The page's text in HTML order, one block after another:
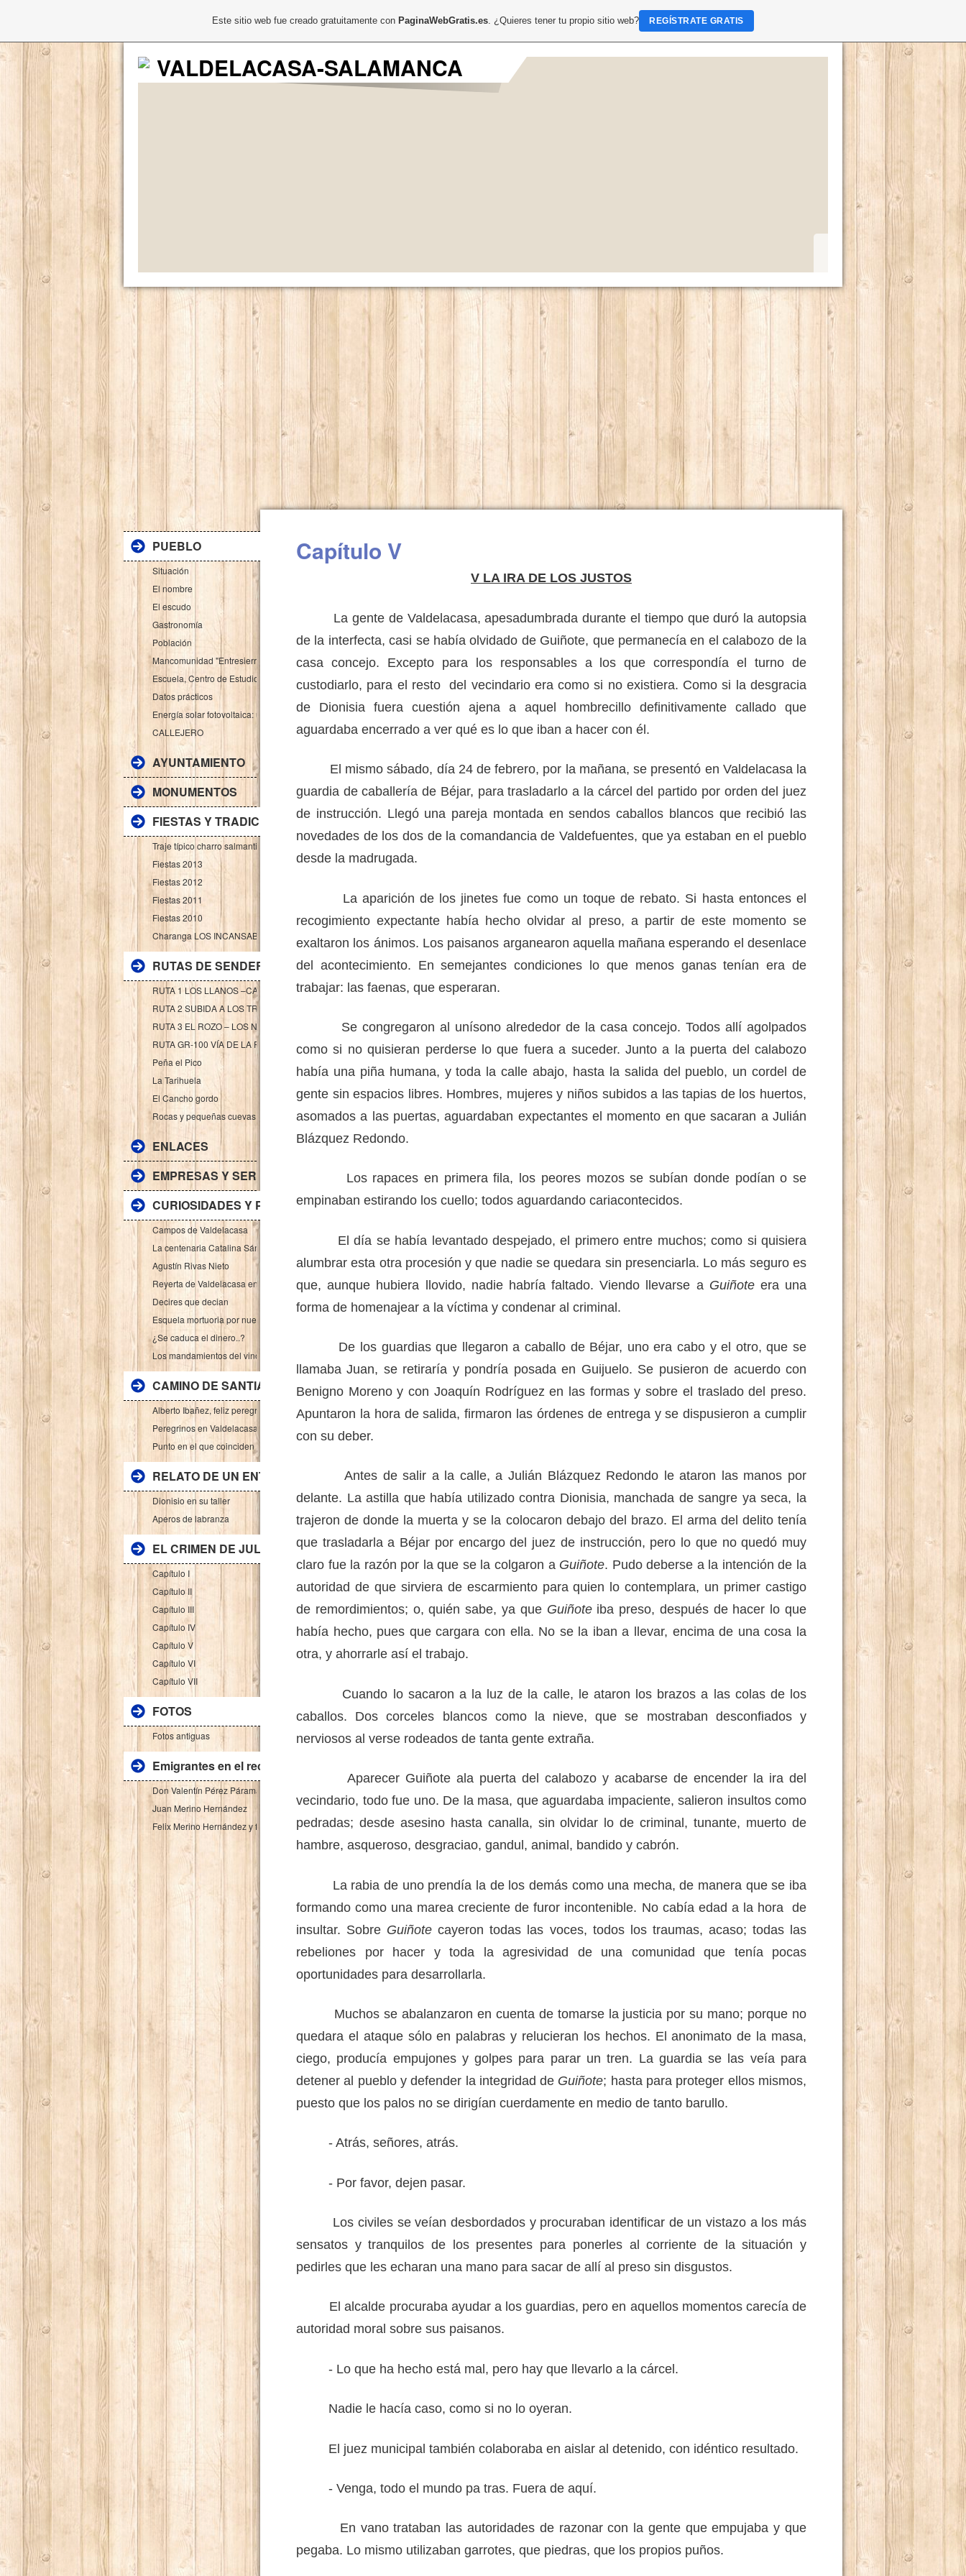
VALDELACASA-SALAMANCA
PUEBLO
Situación
El nombre
El escudo
Gastronomía
Población
Mancomunidad "Entresierras"
Escuela, Centro de Estudios Primarios
Datos prácticos
Energía solar fotovoltaica: una apuesta de futuro
CALLEJERO
AYUNTAMIENTO
MONUMENTOS
FIESTAS Y TRADICIONES
Traje típico charro salmantino
Fiestas 2013
Fiestas 2012
Fiestas 2011
Fiestas 2010
Charanga LOS INCANSABLES
RUTAS DE SENDERISMO
RUTA 1 LOS LLANOS –CAÑADA REAL-VALDELACASA (Ruta circular)
RUTA 2 SUBIDA A LOS TRIGALES (Ruta Lineal)
RUTA 3 EL ROZO – LOS NUEVOS (Ruta Lineal)
RUTA GR-100 VÍA DE LA PLATA – CAMINO DE SANTIAGO
Peña el Pico
La Tarihuela
El Cancho gordo
Rocas y pequeñas cuevas
ENLACES
EMPRESAS Y SERVICIOS
CURIOSIDADES Y PERSONAJES
Campos de Valdelacasa
La centenaria Catalina Sánchez Nieto
Agustín Rivas Nieto
Reyerta de Valdelacasa en Fuente el Valle
Decires que decian
Esquela mortuoria por nuestro salario....
¿Se caduca el dinero..?
Los mandamientos del vino
CAMINO DE SANTIAGO: VIA DE LA PLATA
Alberto Ibañez, feliz peregrino de paso por Valdelacasa
Peregrinos en Valdelacasa por la via de la plata
Punto en el que coinciden la Cañada Real Vía de la Plata y el Camino de Santiago Mozarabe
RELATO DE UN ENTRAÑABLE NONAGENARIO: Agricultura del municipio de Valdelacasa. Explotación del minifundio.
Dionisio en su taller
Aperos de labranza
EL CRIMEN DE JULIAN "EL GUIÑOTE"
Capítulo I
Capítulo II
Capítulo III
Capítulo IV
Capítulo V
Capítulo VI
Capítulo VII
FOTOS
Fotos antiguas
Emigrantes en el recuerdo
Don Valentín Pérez Páramas y Victoria Rodríguez Hernández
Juan Merino Hernández
Felix Merino Hernández y familia
Capítulo V
V LA IRADE LOS JUSTOS
La gente de Valdelacasa, apesadumbrada durante el tiempo que duró la autopsia
de la interfecta, casi se había olvidado de Guiñote, que permanecía en el calabozo de la
casa concejo. Excepto para los responsables a los que correspondía el turno de
custodiarlo, para el resto del vecindario era como si no existiera. Como si la desgracia
de Dionisia fuera cuestión ajena a aquel hombrecillo definitivamente callado que
aguardaba encerrado a ver qué es lo que iban a hacer con él.
El mismo sábado, día 24 de febrero, por la mañana, se presentó en Valdelacasa la
guardia de caballería de Béjar, para trasladarlo a la cárcel del partido por orden del juez
de instrucción. Llegó una pareja montada en sendos caballos blancos que recibió las
novedades de los dos de la comandancia de Valdefuentes, que ya estaban en el pueblo
desde la madrugada.
La aparición de los jinetes fue como un toque de rebato. Si hasta entonces el
recogimiento expectante había hecho olvidar al preso, a partir de este momento se
exaltaron los ánimos. Los paisanos arganearon aquella mañana esperando el desenlace
del acontecimiento. En semejantes condiciones lo que menos ganas tenían era de
trabajar: las faenas, que esperaran.
Se congregaron al unísono alrededor de la casa concejo. Todos allí agolpados
como si no quisieran perderse lo que fuera a suceder. Junto a la puerta del calabozo
había una piña humana, y toda la calle abajo, hasta la salida del pueblo, un cordel de
gente sin espacios libres. Hombres, mujeres y niños subidos a las tapias de los huertos,
asomados a las puertas, aguardaban expectantes el momento en que sacaran a Julián
Blázquez Redondo.
Los rapaces en primera fila, los peores mozos se subían donde podían o se
empinaban estirando los cuello; todos aguardando cariacontecidos.
El día se había levantado despejado, el primero entre muchos; como si quisiera
alumbrar esta otra procesión y que nadie se quedara sin presenciarla. Lo más seguro es
que, aunque hubiera llovido, nadie habría faltado. Viendo llevarse a Guiñoteera una
forma de homenajear a la víctima y condenar al criminal.
De los guardias que llegaron a caballo de Béjar, uno era cabo y el otro, que se
llamaba Juan, se retiraría y pondría posada en Guijuelo. Se pusieron de acuerdo con
Benigno Moreno y con Joaquín Rodríguez en las formas y sobre el traslado del preso.
Apuntaron la hora de salida, firmaron las órdenes de entrega y se dispusieron a cumplir
con su deber.
Antes de salir a la calle, a Julián Blázquez Redondo le ataron las manos por
delante. La astilla que había utilizado contra Dionisia, manchada de sangre ya seca, la
trajeron de donde la muerta y se la colocaron debajo del brazo. El arma del delito tenía
que trasladarla a Béjar por encargo del juez de instrucción, pero lo que no quedó muy
claro fue la razón por la que se la colgaron a Guiñote. Pudo deberse a la intención de la
autoridad de que sirviera de escarmiento para quien lo contemplara, un primer castigo
de remordimientos; o, quién sabe, ya que Guiñoteiba preso, después de hacer lo que
había hecho, pues que cargara con ella. No se la iban a llevar, encima de una cosa la
otra, y ahorrarle así el trabajo.
Cuando lo sacaron a la luz de la calle, le ataron los brazos a las colas de los
caballos. Dos corceles blancos como la nieve, que se mostraban desconfiados y
nerviosos al verse rodeados de tanta gente extraña.
Aparecer Guiñote ala puerta del calabozo y acabarse de encender la ira del
vecindario, todo fue uno. De la masa, que aguardaba impaciente, salieron insultos como
pedradas; desde asesino hasta canalla, sin olvidar lo de criminal, tunante, muerto de
hambre, asqueroso, desgraciao, gandul, animal, bandido y cabrón.
La rabia de uno prendía la de los demás como una mecha, de manera que se iba
formando como una marea creciente de furor incontenible. No cabía edad a la hora de
insultar. Sobre Guiñote cayeron todas las voces, todos los traumas, acaso; todas las
rebeliones por hacer y toda la agresividad de una comunidad que tenía pocas
oportunidades para desarrollarla.
Muchos se abalanzaron en cuenta de tomarse la justicia por su mano; porque no
quedara el ataque sólo en palabras y relucieran los hechos. El anonimato de la masa,
ciego, producía empujones y golpes para parar un tren. La guardia se las veía para
detener al pueblo y defender la integridad de Guiñote; hasta para proteger ellos mismos,
puesto que los palos no se dirigían cuerdamente en medio de tanto barullo.
- Atrás, señores, atrás.
- Por favor, dejen pasar.
Los civiles se veían desbordados y procuraban identificar de un vistazo a los más
sensatos y tranquilos de los presentes para ponerles al corriente de la situación y
pedirles que les echaran una mano para sacar de allí al preso sin disgustos.
El alcalde procuraba ayudar a los guardias, pero en aquellos momentos carecía de
autoridad moral sobre sus paisanos.
- Lo que ha hecho está mal, pero hay que llevarlo a la cárcel.
Nadie le hacía caso, como si no lo oyeran.
El juez municipal también colaboraba en aislar al detenido, con idéntico resultado.
- Venga, todo el mundo pa tras. Fuera de aquí.
En vano trataban las autoridades de razonar con la gente que empujaba y que
pegaba. Lo mismo utilizaban garrotes, que piedras, que los propios puños.
Este sitio web fue creado gratuitamente con PaginaWebGratis.es. ¿Quieres tener tu propio sitio web? REGÍSTRATE GRATIS